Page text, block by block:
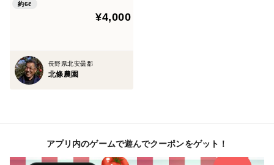
約6ℓ
¥4,000
長野県北安曇郡
北條農園
アプリ内のゲームで遊んでクーポンをゲット！